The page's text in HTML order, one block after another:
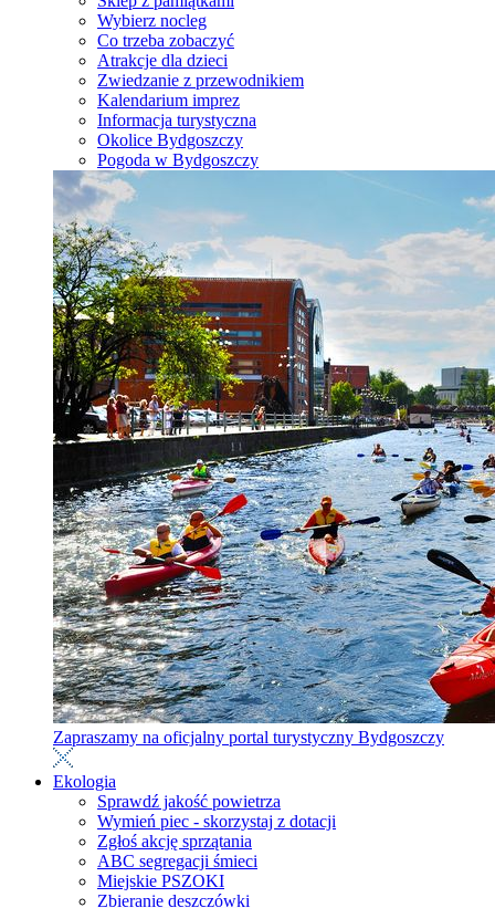
Wybierz nocleg
Co trzeba zobaczyć
Atrakcje dla dzieci
Zwiedzanie z przewodnikiem
Kalendarium imprez
Informacja turystyczna
Okolice Bydgoszczy
Pogoda w Bydgoszczy
Zapraszamy na oficjalny portal turystyczny Bydgoszczy
Ekologia
Sprawdź jakość powietrza
Wymień piec - skorzystaj z dotacji
Zgłoś akcję sprzątania
ABC segregacji śmieci
Miejskie PSZOKI
Zbieranie deszczówki